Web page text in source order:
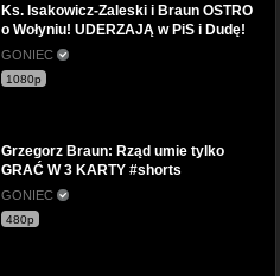
Ks. Isakowicz-Zaleski i Braun OSTRO
o Wołyniu! UDERZAJĄ w PiS i Dudę!
GONIEC
1080p
Grzegorz Braun: Rząd umie tylko
GRAĆ W 3 KARTY #shorts
GONIEC
480p